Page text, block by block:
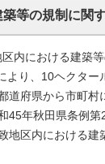
等の規制に関
内における建築
より、10ヘクタ
道府県から市町
45年秋田県条例
地区内における